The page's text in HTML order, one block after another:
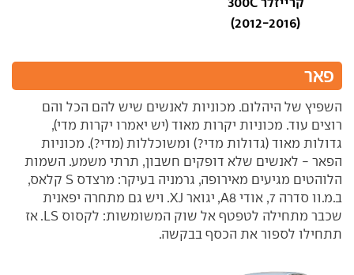
(2012-2016)
פאר
השפיץ של היהלום. מכוניות לאנשים שיש להם הכל והם
רוצים עוד. מכוניות יקרות מאוד (יש יאמרו יקרות מדי),
גדולות מאוד (גדולות מדי?) ומשוכללות (מדי?). מכוניות
הפאר - לאנשים שלא דופקים חשבון, תרתי משמע. השמות
הלוהטים מגיעים מאירופה, גרמניה בעיקר: מרצדס S קלאס,
ב.מ.וו סדרה 7, אודי A8, יגואר XJ. ויש גם מתחרה יפאנית
שכבר מתחילה לטפטף אל שוק המשומשות: לקסוס LS. אז
תתחילו לספור את הכסף בבקשה.